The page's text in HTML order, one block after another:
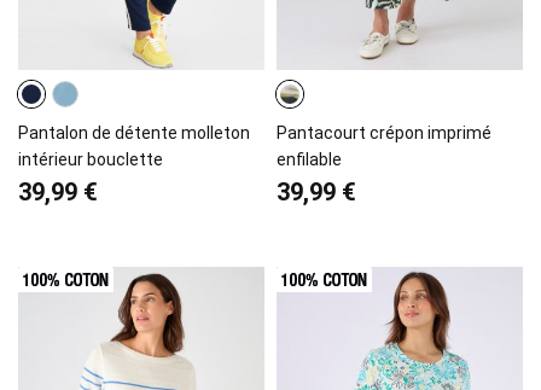
Pantalon de détente molleton
intérieur bouclette
39,99 €
Pantacourt crépon imprimé
enfilable
39,99 €